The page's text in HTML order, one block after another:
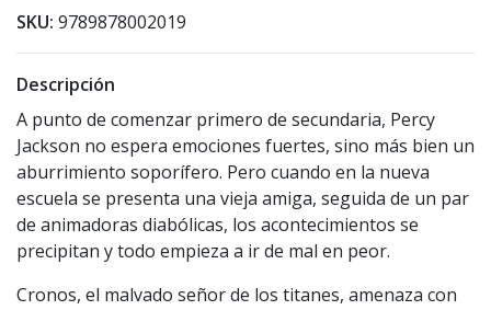
SKU: 9789878002019
Descripción
A punto de comenzar primero de secundaria, Percy
Jackson no espera emociones fuertes, sino más bien un
aburrimiento soporífero. Pero cuando en la nueva
escuela se presenta una vieja amiga, seguida de un par
de animadoras diabólicas, los acontecimientos se
precipitan y todo empieza a ir de mal en peor.
Cronos, el malvado señor de los titanes, amenaza con